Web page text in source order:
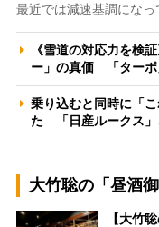
最近では減速基調にな
《雪道の対応力を検
ー」の真価 「ター
乗り込むと同時に「
た 「日産ルークス
大竹聡の「昼酒御
【大竹